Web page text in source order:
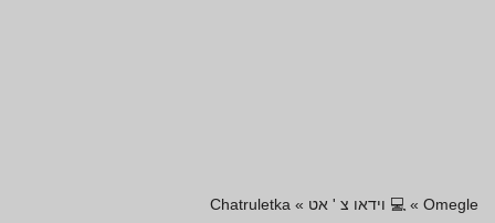
Omegle
» 💻 וידאו צ ' אט »
Chatruletka